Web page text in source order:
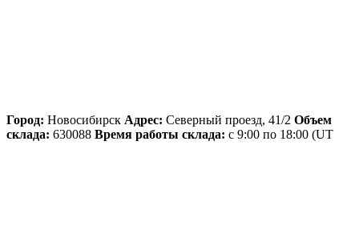
Город: Новосибирск Адрес: Северный проезд, 41/2 Объем
склада: 630088 Время работы склада: с 9:00 по 18:00 (UT